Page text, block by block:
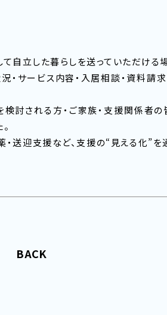
自立した暮らしを送っていただける
サービス内容・入居相談・資料請求
討される方・ご家族・支援関係者の
送迎支援など、支援の“見える化”
BACK